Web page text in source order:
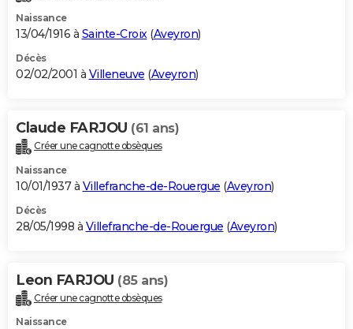
Naissance
13/04/1916 à Sainte-Croix(Aveyron)
Décès
02/02/2001 à Villeneuve (Aveyron)
Claude FARJOU (61 ans)
Créer une cagnotte obsèques
Naissance
10/01/1937 à Villefranche-de-Rouergue (Aveyron)
Décès
28/05/1998 à Villefranche-de-Rouergue (Aveyron)
Leon FARJOU (85 ans)
Créer une cagnotte obsèques
Naissance